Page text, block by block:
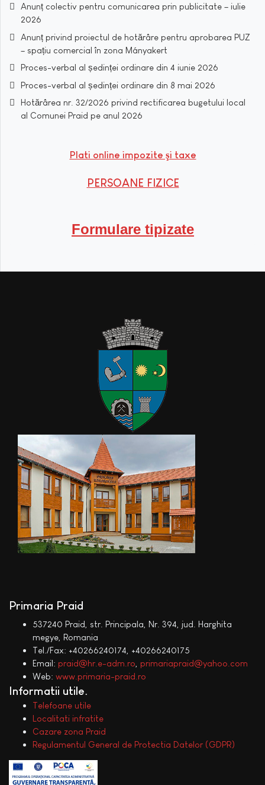
Anunț colectiv pentru comunicarea prin publicitate – iulie
2026
Anunț privind proiectul de hotărâre pentru aprobarea PUZ
– spațiu comercial în zona Mányakert
Proces-verbal al ședinței ordinare din 4 iunie 2026
Proces-verbal al ședinței ordinare din 8 mai 2026
Hotărârea nr. 32/2026 privind rectificarea bugetului local
al Comunei Praid pe anul 2026
Plati online impozite şi taxe
PERSOANE FIZICE
Formulare tipizate
Primaria Praid
537240 Praid, str. Principala, Nr. 394, jud. Harghita
megye, Romania
Tel./Fax: +40266240174, +40266240175
Email: praid@hr.e-adm.ro primariapraid@yahoo.com
Web: www.primaria-praid.ro
Informatii utile
Telefoane utile
Localitati infratite
Cazare zona Praid
Regulamentul General de Protectia Datelor (GDPR)